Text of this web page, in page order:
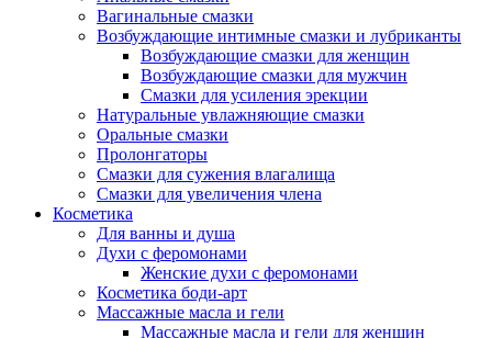
Вагинальные смазки
Возбуждающие интимные смазки и лубриканты
Возбуждающие смазки для женщин
Возбуждающие смазки для мужчин
Смазки для усиления эрекции
Натуральные увлажняющие смазки
Оральные смазки
Пролонгаторы
Смазки для сужения влагалища
Смазки для увеличения члена
Косметика
Для ванны и душа
Духи с феромонами
Женские духи с феромонами
Косметика боди-арт
Массажные масла и гели
Массажные масла и гели для женщин